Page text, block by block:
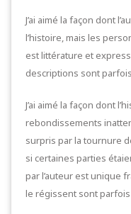
J’ai aimé la façon dont
l’histoire, mais les
est littérature et
descriptions sont
J’ai aimé la façon dont
rebondissements
surpris par la tournure
si certaines parties
par l’auteur est unique
le régissent sont